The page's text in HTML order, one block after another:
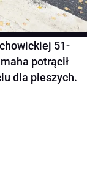
51-
potrącił
dla pieszych.